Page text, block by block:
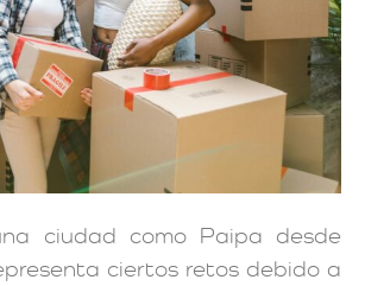
ciudad como Paipa desde
ciertos retos debido a